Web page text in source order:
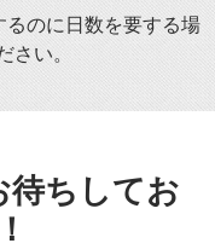
のに日数を要する場
さい。
待ちしてお